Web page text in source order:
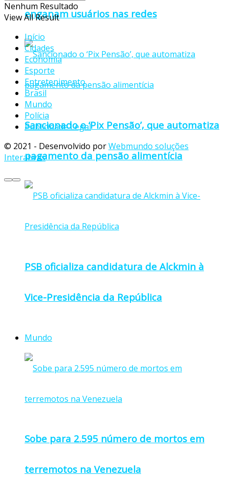
enganam usuários nas redes
Sancionado o ‘Pix Pensão’, que automatiza
pagamento da pensão alimentícia
PSB oficializa candidatura de Alckmin à
Vice-Presidência da República
Mundo
Sobe para 2.595 número de mortos em
terremotos na Venezuela
Nenhum Resultado
View All Result
Início
Cidades
Economia
Esporte
Entretenimento
Brasil
Mundo
Polícia
Publicidade Legal
© 2021 - Desenvolvido porWebmundo soluções
Interativas